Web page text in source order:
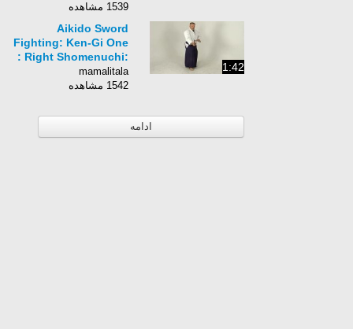
1539 مشاهده
1:42
Aikido Sword
Fighting: Ken-Gi One
: Right Shomenuchi:
Aikido Ken-Gi One
mamalitala
1542 مشاهده
ادامه